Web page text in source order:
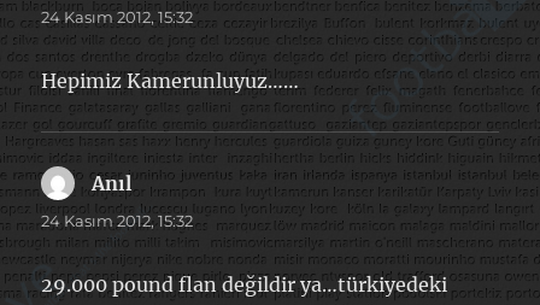
ki:
24 Kasım 2012, 15:32
Hepimiz Kamerunluyuz……
Anıldedi
ki:
24 Kasım 2012, 15:32
29.000 pound flan değildir ya…türkiyedeki